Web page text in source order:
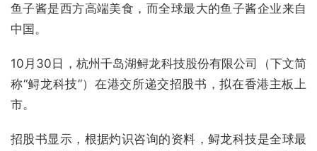
鱼子酱是西方高端美食，而全球最大的鱼子酱企业来自
中国。
10月30日，杭州千岛湖鲟龙科技股份有限公司（下文简
称“鲟龙科技”）在港交所递交招股书，拟在香港主板上
市。
招股书显示，根据灼识咨询的资料，鲟龙科技是全球最